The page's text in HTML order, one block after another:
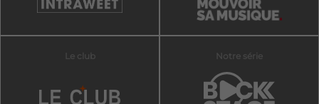
Le club Notre série